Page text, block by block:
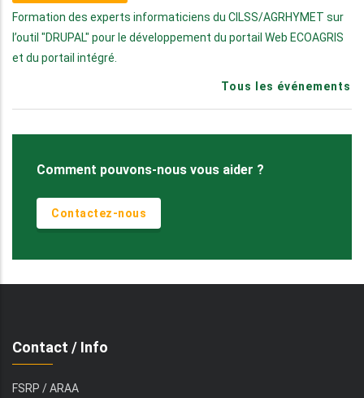
Formation des experts informaticiens du CILSS/AGRHYMET sur
l’outil "DRUPAL" pour le développement du portail Web ECOAGRIS
et du portail intégré.
Tous les événements
Comment pouvons-nous vous aider ?
Contactez-nous
Contact / Info
FSRP / ARAA